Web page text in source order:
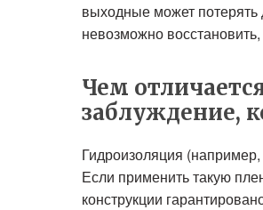
выходные может
невозможно
Чем
заблуждение,
Гидроизоляция
Если применить такую
конструкции